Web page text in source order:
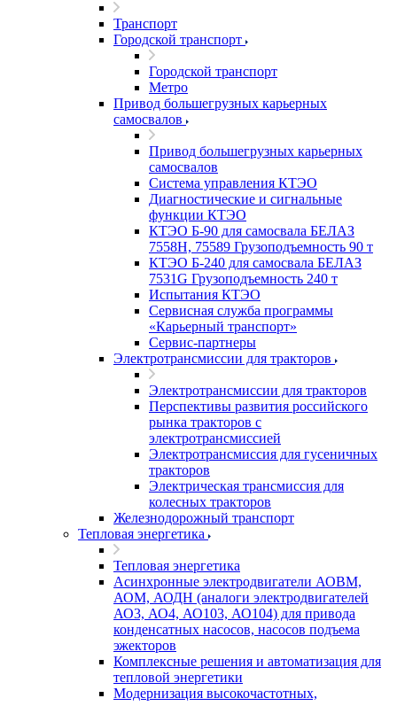
Транспорт
Городской транспорт
Городской транспорт
Метро
Привод большегрузных карьерных
самосвалов
Привод большегрузных карьерных
самосвалов
Система управления КТЭО
Диагностические и сигнальные
функции КТЭО
КТЭО Б-90 для самосвала БЕЛАЗ
7558H, 75589 Грузоподъемность 90 т
КТЭО Б-240 для самосвала БЕЛАЗ
7531G Грузоподъемность 240 т
Испытания КТЭО
Сервисная служба программы
«Карьерный транспорт»
Сервис-партнеры
Электротрансмиссии для тракторов
Электротрансмиссии для тракторов
Перспективы развития российского
рынка тракторов с
электротрансмиссией
Электротрансмиссия для гусеничных
тракторов
Электрическая трансмиссия для
колесных тракторов
Железнодорожный транспорт
Тепловая энергетика
Тепловая энергетика
Асинхронные электродвигатели АОВМ,
АОМ, АОДН (аналоги электродвигателей
АО3, АО4, АО103, АО104) для привода
конденсатных насосов, насосов подъема
эжекторов
Комплексные решения и автоматизация для
тепловой энергетики
Модернизация высокочастотных,